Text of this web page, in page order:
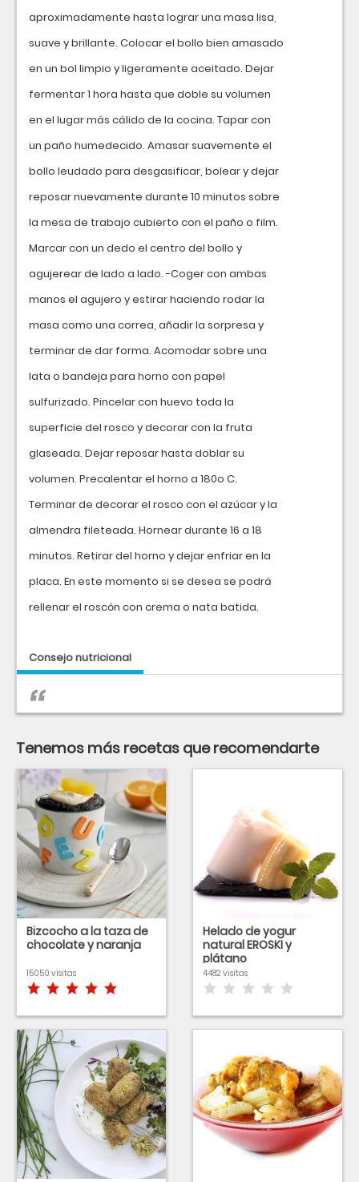
aproximadamente hasta lograr una masa lisa,
suave y brillante. Colocar el bollo bien amasado
en un bol limpio y ligeramente aceitado. Dejar
fermentar 1 hora hasta que doble su volumen
en el lugar más cálido de la cocina. Tapar con
un paño humedecido. Amasar suavemente el
bollo leudado para desgasificar, bolear y dejar
reposar nuevamente durante 10 minutos sobre
la mesa de trabajo cubierto con el paño o film.
Marcar con un dedo el centro del bollo y
agujerear de lado a lado. -Coger con ambas
manos el agujero y estirar haciendo rodar la
masa como una correa, añadir la sorpresa y
terminar de dar forma. Acomodar sobre una
lata o bandeja para horno con papel
sulfurizado. Pincelar con huevo toda la
superficie del rosco y decorar con la fruta
glaseada. Dejar reposar hasta doblar su
volumen. Precalentar el horno a 180o C.
Terminar de decorar el rosco con el azúcar y la
almendra fileteada. Hornear durante 16 a 18
minutos. Retirar del horno y dejar enfriar en la
placa. En este momento si se desea se podrá
rellenar el roscón con crema o nata batida.
Consejo nutricional
Tenemos más recetas que recomendarte
Bizcocho a la taza de
chocolate y naranja
15050 visitas
Helado de yogur
natural EROSKI y
plátano
4482 visitas